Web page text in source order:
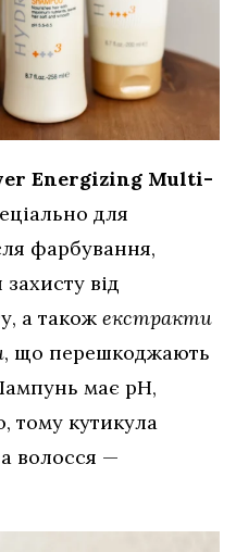
Energizing Multi-
для
фарбування,
захисту від
а також екстракти
, що перешкоджають
має pH,
тому кутикула
волосся —